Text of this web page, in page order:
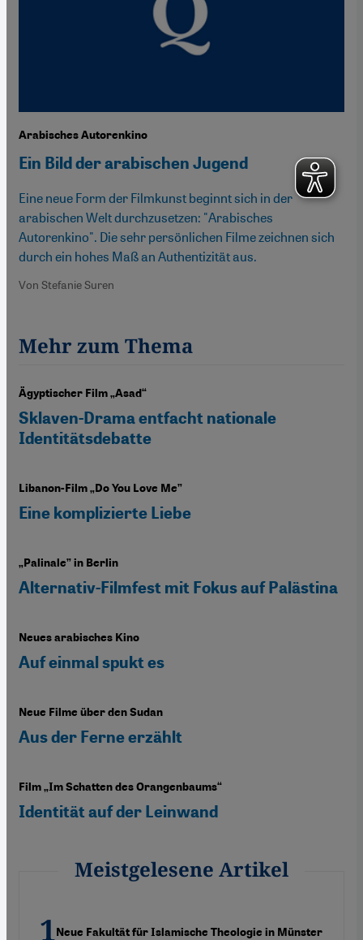
Arabisches Autorenkino
Ein Bild der arabischen Jugend
Eine neue Form der Filmkunst beginnt sich in der
arabischen Welt durchzusetzen: "Arabisches
Autorenkino". Die sehr persönlichen Filme zeichnen sich
durch ein hohes Maß an Authentizität aus.
Von Stefanie Suren
Mehr zum Thema
Ägyptischer Film „Asad“
Sklaven-Drama entfacht nationale
Identitätsdebatte
Libanon-Film „Do You Love Me”
Eine komplizierte Liebe
„Palinale” in Berlin
Alternativ-Filmfest mit Fokus auf Palästina
Neues arabisches Kino
Auf einmal spukt es
Neue Filme über den Sudan
Aus der Ferne erzählt
Film „Im Schatten des Orangenbaums“
Identität auf der Leinwand
Meistgelesene Artikel
Neue Fakultät für Islamische Theologie in Münster